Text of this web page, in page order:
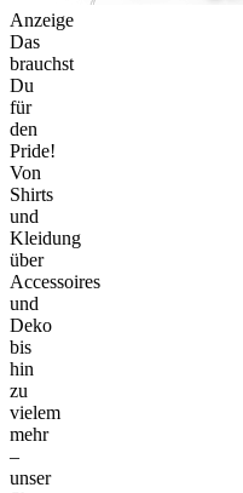
Anzeige
Das
brauchst
Du
für
den
Pride!
Von
Shirts
und
Kleidung
über
Accessoires
und
Deko
bis
hin
zu
vielem
mehr
–
unser